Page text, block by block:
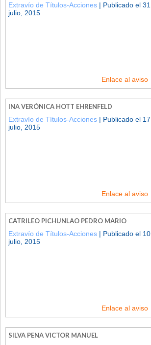
Extravío de Títulos-Acciones | Publicado el 31
julio, 2015
Enlace al aviso
INA VERÓNICA HOTT EHRENFELD
Extravío de Títulos-Acciones | Publicado el 17
julio, 2015
Enlace al aviso
CATRILEO PICHUNLAO PEDRO MARIO
Extravío de Títulos-Acciones | Publicado el 10
julio, 2015
Enlace al aviso
SILVA PENA VICTOR MANUEL